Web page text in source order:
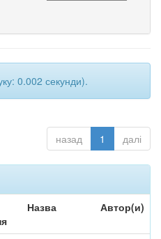
0.002 секунди).
назад 1 далі
Назва Автор(и)